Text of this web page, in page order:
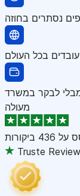
נסתרים בחוזה
בכל העולם
לבקר במשרד
מעולה
על
Truste